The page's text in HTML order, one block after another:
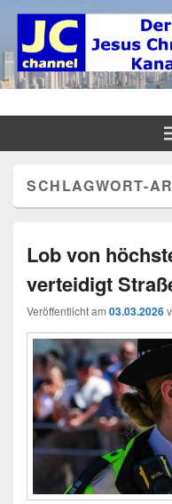
JC channel
SCHLAGWORT-
Lob von
verteidigt
Veröffentlicht am 03.03.2026